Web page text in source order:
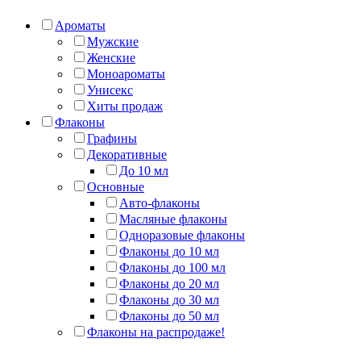
Ароматы
Мужские
Женские
Моноароматы
Унисекс
Хиты продаж
Флаконы
Графины
Декоративные
До 10 мл
Основные
Авто-флаконы
Масляные флаконы
Одноразовые флаконы
Флаконы до 10 мл
Флаконы до 100 мл
Флаконы до 20 мл
Флаконы до 30 мл
Флаконы до 50 мл
Флаконы на распродаже!